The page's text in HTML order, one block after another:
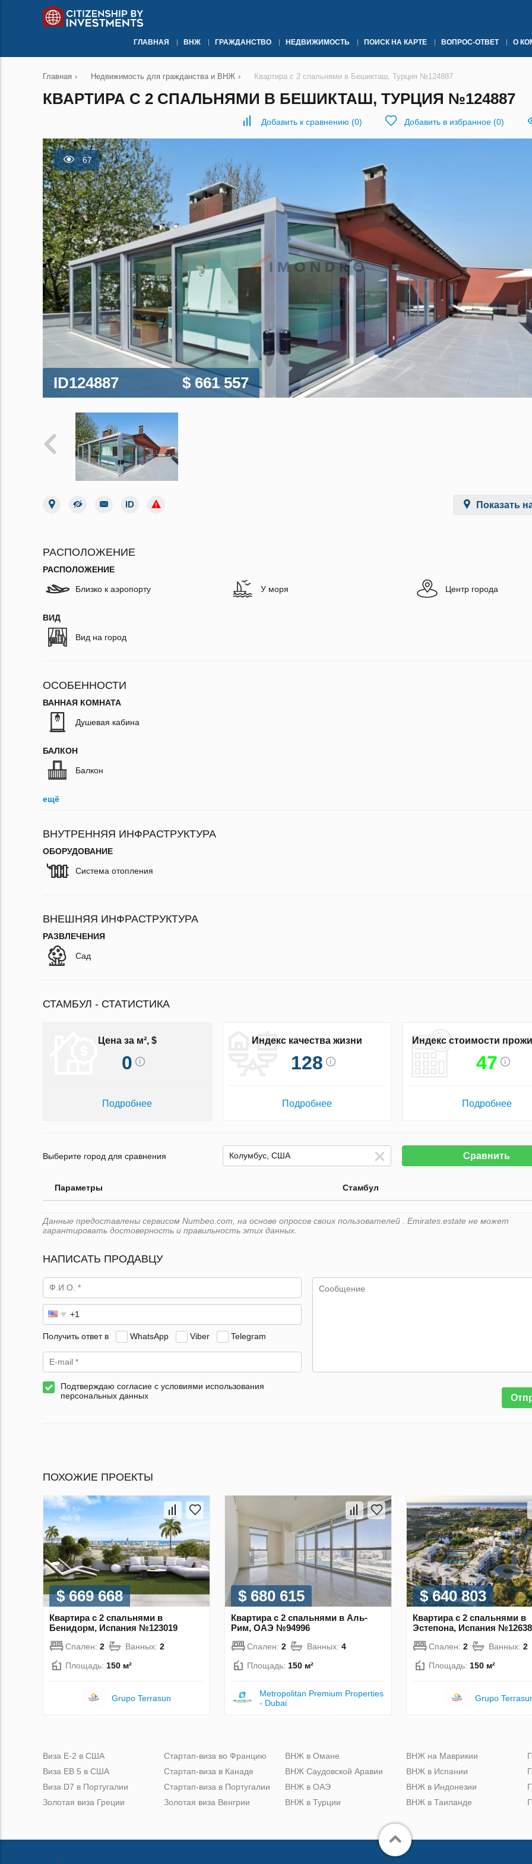
ГЛАВНАЯ ВНЖ ГРАЖДАНСТВО НЕДВИЖИМОСТЬ ПОИСК НА КАРТЕ ВОПРОС-ОТВЕТ О
Главная › Недвижимость для гражданства и ВНЖ › Квартира с 2 спальнями в Бешикташ, Турция №124887
КВАРТИРА С 2 СПАЛЬНЯМИ В БЕШИКТАШ, ТУРЦИЯ №124887
Добавить к сравнению (0) Добавить в избранное (0)
67
ID124887 $ 661 557
Показать
РАСПОЛОЖЕНИЕ
РАСПОЛОЖЕНИЕ
Близко к аэропорту У моря Центр города
ВИД
Вид на город
ОСОБЕННОСТИ
ВАННАЯ КОМНАТА
Душевая кабина
БАЛКОН
Балкон
ещё
ВНУТРЕННЯЯ ИНФРАСТРУКТУРА
ОБОРУДОВАНИЕ
Система отопления
ВНЕШНЯЯ ИНФРАСТРУКТУРА
РАЗВЛЕЧЕНИЯ
Сад
СТАМБУЛ - СТАТИСТИКА
Цена за м², $
0
Подробнее
Индекс качества жизни
128
Подробнее
Индекс стоимости
47
Подробнее
Выберите город для сравнения Сравнить
Параметры Стамбул
Данные предоставлены сервисом Numbeo.com, на основе опросов своих пользователей . Emirates.estate не может
гарантировать достоверность и правильность этих данных.
НАПИСАТЬ ПРОДАВЦУ
Получить ответ в WhatsApp Viber Telegram
Подтверждаю согласие с условиями использования
персональных данных
ПОХОЖИЕ ПРОЕКТЫ
$ 669 668
Квартира с 2 спальнями в
Бенидорм, Испания №123019
Спален: 2 Ванных: 2
Площадь: 150 м²
Grupo Terrasun
$ 680 615
Квартира с 2 спальнями в Аль-
Рим, ОАЭ №94996
Спален: 2 Ванных: 4
Площадь: 150 м²
Metropolitan Premium Properties
- Dubai
$ 640 803
Квартира с 2 спальнями в
Эстепона, Испания
Спален: 2 Ванных: 2
Площадь: 150 м²
Grupo
Виза Е-2 в США
Виза ЕВ 5 в США
Виза D7 в Португалии
Золотая виза Греции
Стартап-виза во Францию
Стартап-виза в Канаде
Стартап-виза в Португалии
Золотая виза Венгрии
ВНЖ в Омане
ВНЖ Саудовской Аравии
ВНЖ в ОАЭ
ВНЖ в Турции
ВНЖ на Маврикии
ВНЖ в Испании
ВНЖ в Индонезии
ВНЖ в Таиланде